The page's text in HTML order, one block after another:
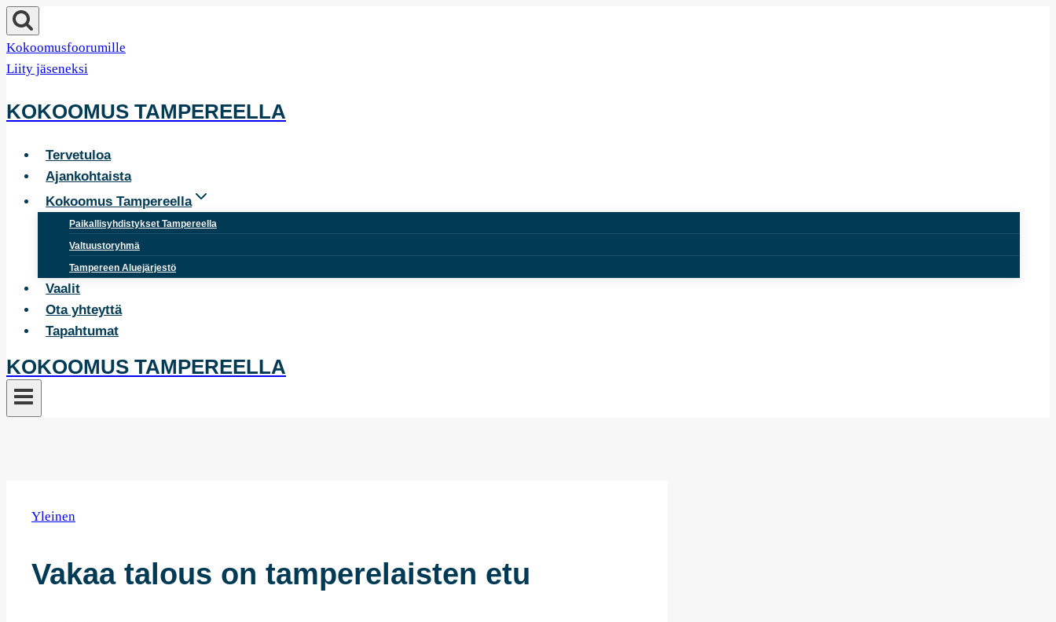
Siirry
sisältöön
Kokoomusfoorumille
Liity jäseneksi
KOKOOMUS TAMPEREELLA
Tervetuloa
Ajankohtaista
Kokoomus Tampereella
Paikallisyhdistykset Tampereella
Valtuustoryhmä
Tampereen Aluejärjestö
Vaalit
Ota yhteyttä
Tapahtumat
KOKOOMUS TAMPEREELLA
Yleinen
Vakaa talous on tamperelaisten etu